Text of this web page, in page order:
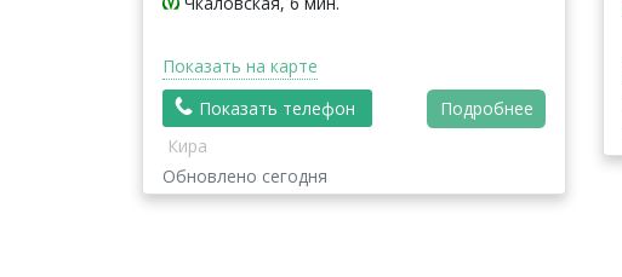
Показать на карте
Показать телефон
Подробнее
Кира
Обновлено сегодня